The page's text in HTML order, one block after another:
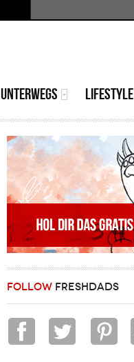
Suchformular
UNTERWEGS LIFESTYLE
FOLLOW FRESHDADS